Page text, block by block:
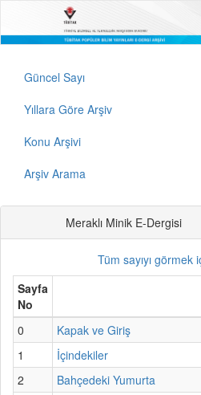
Güncel Sayı
Yıllara Göre Arşiv
Konu Arşivi
Arşiv Arama
Meraklı Minik E-Dergisi
Tüm sayıyı görmek
Sayfa
No
0
Kapak ve Giriş
1
İçindekiler
2
Bahçedeki Yumurta